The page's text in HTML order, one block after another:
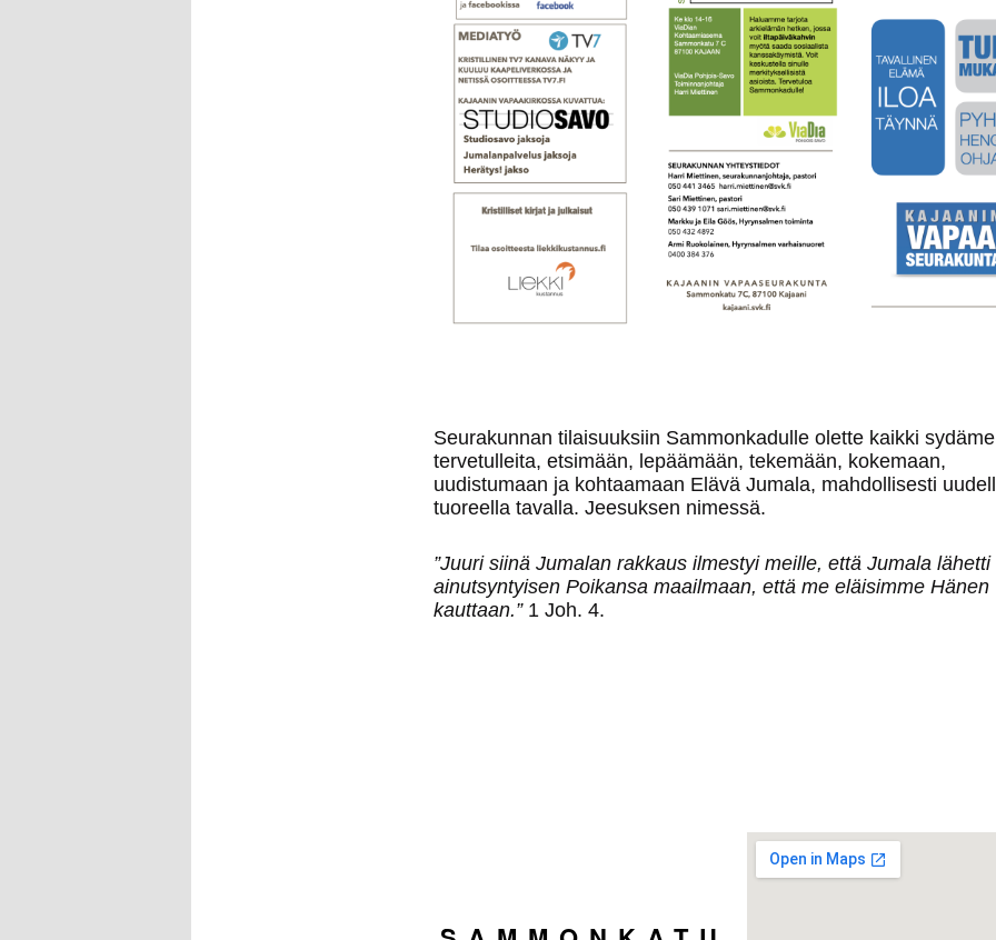
Seurakunnan tilaisuuksiin Sammonkadulle olette kaikki
tervetulleita, etsimään, lepäämään, tekemään, kokemaan,
uudistumaan ja kohtaamaan Elävä Jumala, mahdollisesti
tuoreella tavalla. Jeesuksen nimessä.
”Juuri siinä Jumalan rakkaus ilmestyi meille, että Jumala lähetti
ainutsyntyisen Poikansa maailmaan, että me eläisimme Hänen
kauttaan.”1 Joh. 4.